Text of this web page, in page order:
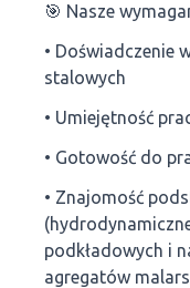
🎯 Nasze
• Doświadczenie
stalowych
• Umiejętność
• Gotowość do
• Znajomość
podkładowych i
agregatów